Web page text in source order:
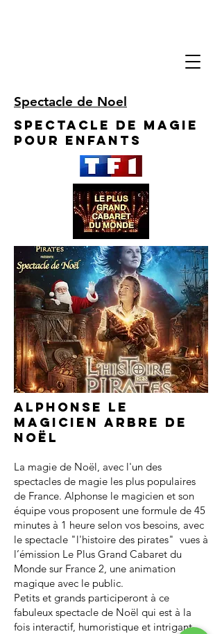
Spectacle de Noel
Spectacle de Magie
pour enfants
Alphonse le
magicien arbre de
noël
La magie de Noël, avec l'un des
spectacles de magie les plus populaires
de France. Alphonse le magicien et son
équipe vous proposent une formule de 45
minutes à 1 heure selon vos besoins, avec
le spectacle "l'histoire des pirates" vues à
l’émission Le Plus Grand Cabaret du
Monde sur France 2, une animation
magique avec le public.
Petits et grands participeront à ce
fabuleux spectacle de Noël qui est à la
fois interactif, humoristique et intrigant.